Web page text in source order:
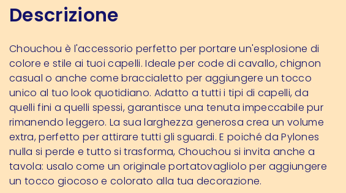
Descrizione
Chouchou è l'accessorio perfetto per portare un'esplosione di
colore e stile ai tuoi capelli. Ideale per code di cavallo, chignon
casual o anche come braccialetto per aggiungere un tocco
unico al tuo look quotidiano. Adatto a tutti i tipi di capelli, da
quelli fini a quelli spessi, garantisce una tenuta impeccabile pur
rimanendo leggero. La sua larghezza generosa crea un volume
extra, perfetto per attirare tutti gli sguardi. E poiché da Pylones
nulla si perde e tutto si trasforma, Chouchou si invita anche a
tavola: usalo come un originale portatovagliolo per aggiungere
un tocco giocoso e colorato alla tua decorazione.